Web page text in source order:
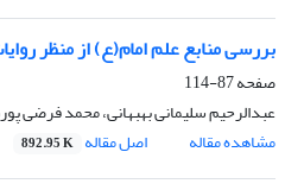
بررسی منابع علم امام(ع) از منظر
صفحه87-114
عبدالرحیم سلیمانی بهبهانی، محمد فرضی
مشاهده مقاله
اصل مقاله 892.95 K